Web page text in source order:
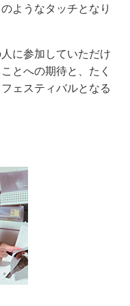
ようなタッチとなり
に参加していただけ
とへの期待と、たく
ェスティバルとなる